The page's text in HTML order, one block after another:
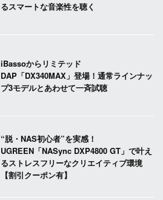
るスマートな音楽性を聴く
iBassoからリミテッド
DAP「DX340MAX」登場！通常ラインナッ
プ3モデルとあわせて一斉試聴
“脱・NAS初心者”を実感！
UGREEN「NASync DXP4800 GT」で叶え
るストレスフリーなクリエイティブ環境
【割引クーポン有】